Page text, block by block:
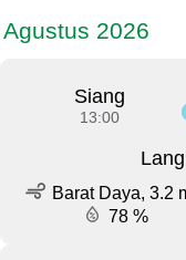
2026
Siang
13:00
Barat Daya, 3.2
78 %